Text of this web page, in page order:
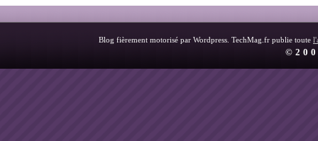
Blog fièrement motorisé par Wordpress. TechMag.fr publie toute